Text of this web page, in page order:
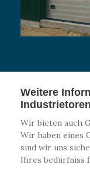
Weitere
Wir bieten auch
Wir haben eines
sind wir uns
Ihres bedürfniss